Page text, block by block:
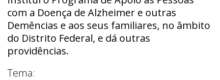
com a Doença de Alzheimer e outras
Demências e aos seus familiares, no âmbito
do Distrito Federal, e dá outras
providências.
Tema: